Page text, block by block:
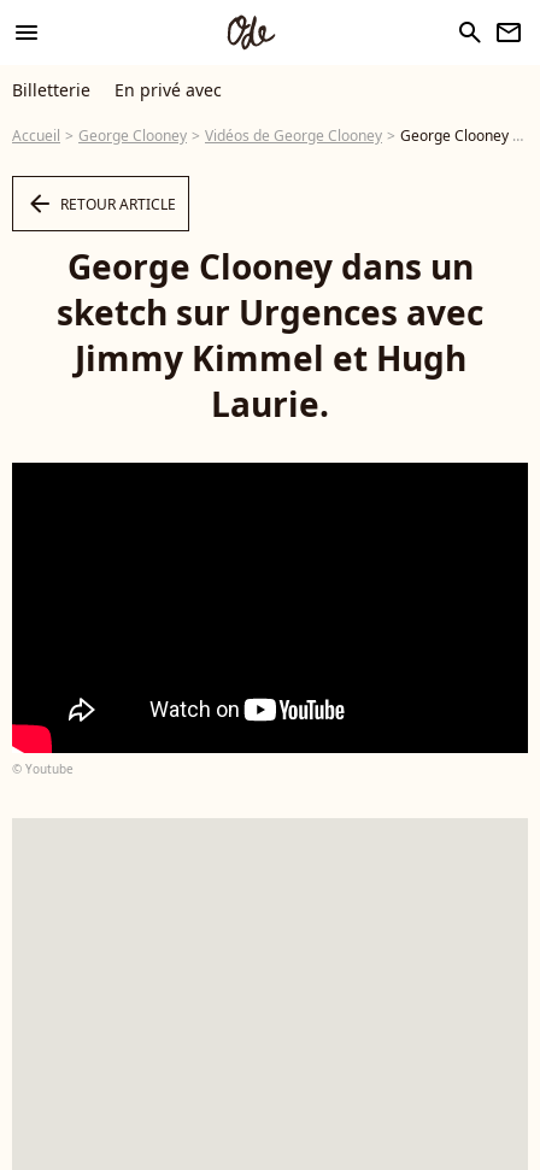
menu search newsletter
Billetterie En privé avec
Accueil George Clooney Vidéos de George Clooney George Clooney dans un sketch sur Urgences avec Jimmy Kimmel et Hugh Laurie. - Vidéo
arrow_left RETOUR ARTICLE
George Clooney dans un
sketch sur Urgences avec
Jimmy Kimmel et Hugh
Laurie.
© Youtube